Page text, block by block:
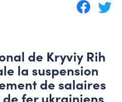
de Kryviy Rih
la suspension
de salaires
fer ukrainiens